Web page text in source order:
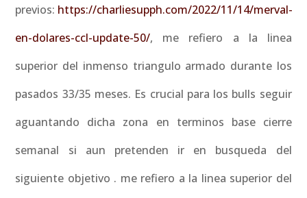
previos: https://charliesupph.com/2022/11/14/merval-
en-dolares-ccl-update-50/, me refiero a la linea
superior del inmenso triangulo armado durante los
pasados 33/35 meses. Es crucial para los bulls seguir
aguantando dicha zona en terminos base cierre
semanal si aun pretenden ir en busqueda del
siguiente objetivo . me refiero a la linea superior del